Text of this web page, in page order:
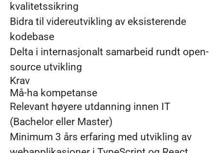
kvalitetssikring
Bidra til videreutvikling av eksisterende
kodebase
Delta i internasjonalt samarbeid rundt open-
source utvikling
Krav
Må-ha kompetanse
Relevant høyere utdanning innen IT
(Bachelor eller Master)
Minimum 3 års erfaring med utvikling av